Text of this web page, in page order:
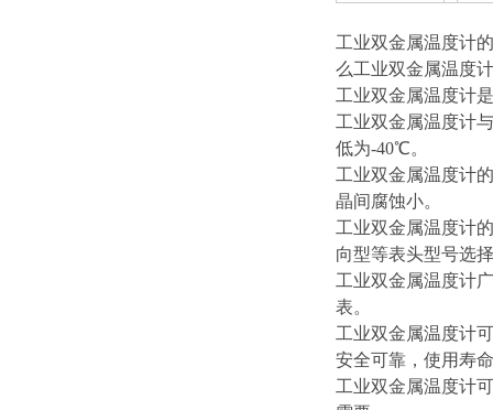
工业双金属温度计
么工业双金属温度
工业双金属温度计
工业双金属温度计
低为-40℃。
工业双金属温度计
晶间腐蚀小。
工业双金属温度计
向型等表头型号选
工业双金属温度计
表。
工业双金属温度计
安全可靠，使用寿
工业双金属温度计